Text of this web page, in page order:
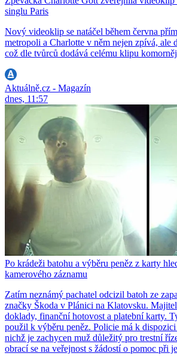
singlu Paris
Nový videoklip se natáčel během června
metropoli a Charlotte v něm nejen zpívá, ale
což dle tvůrců dodává celému klipu
Aktuálně.cz - Magazín
dnes, 11:57
Po krádeži batohu a výběru peněz z karty
kamerového záznamu
Zatím neznámý pachatel odcizil batoh ze
značky Škoda v Plánici na Klatovsku.
doklady, finanční hotovost a platební karty.
použil k výběru peněz. Policie má k
nichž je zachycen muž důležitý pro trestní
obrací se na veřejnost s žádostí o pomoc při